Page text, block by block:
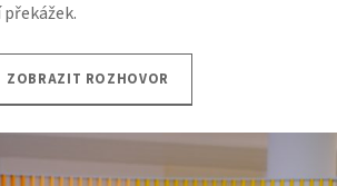
ZOBRAZIT ROZHOVOR